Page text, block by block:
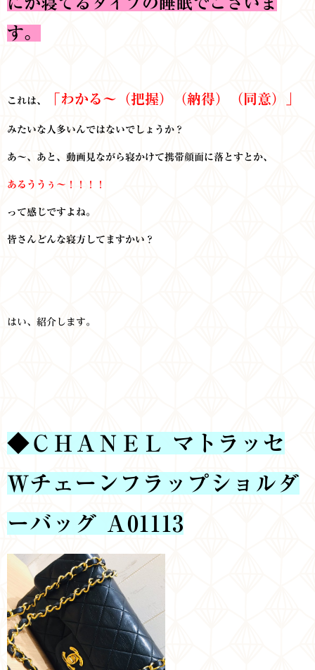
す。
これは、 「わかる～（把握）（納得）（同意）」
みたいな人多いんではないでしょうか？
あ～、あと、動画見ながら寝かけて携帯顔面に落とすとか、
あるううぅ～！！！！
って感じですよね。
皆さんどんな寝方してますかい？
はい、紹介します。
◆ＣＨＡＮＥＬ マトラッセ
Ｗチェーンフラップショルダ
ーバッグ Ａ01113